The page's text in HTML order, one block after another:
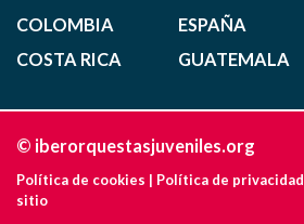
COLOMBIA
COSTA RICA
ESPAÑA
GUATEMALA
© iberorquestasjuveniles.org
Política de cookies | Política de privacidad
sitio